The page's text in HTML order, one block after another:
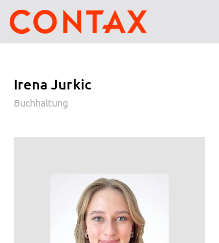
Irena Jurkic
Buchhaltung